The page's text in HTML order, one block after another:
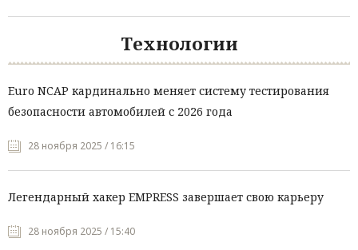
Технологии
Euro NCAP кардинально меняет систему тестирования
безопасности автомобилей с 2026 года
28 ноября 2025 / 16:15
Легендарный хакер EMPRESS завершает свою карьеру
28 ноября 2025 / 15:40